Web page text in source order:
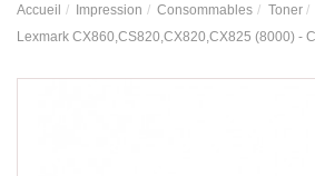
Accueil Impression Consommables Toner
Lexmark CX860,CS820,CX820,CX825 (8000) -